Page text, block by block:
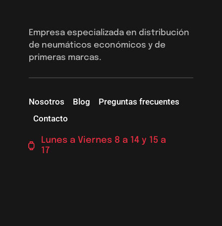
Empresa especializada en distribución
de neumáticos económicos y de
primeras marcas.
Nosotros Blog
Preguntas frecuentes
Contacto
Lunes a Viernes 8 a 14 y 15 a
17